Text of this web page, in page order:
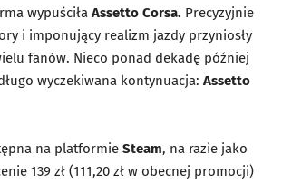
wypuściła Assetto Corsa. Precyzyjnie
i imponujący realizm jazdy przyniosły
fanów. Nieco ponad dekadę później
wyczekiwana kontynuacja: Assetto
na platformie Steam, na razie jako
139 zł (111,20 zł w obecnej promocji)